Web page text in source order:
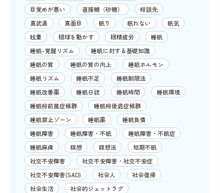
目覚めが悪い
直接糖（砂糖）
相談先
真武湯
真面目 眠り 眠れない
眠気
眩暈
眼球を動かす 眼精疲労
睡眠
睡眠-覚醒リズム
睡眠に対する基礎知識
睡眠の質
睡眠の質の向上
睡眠ホルモン
睡眠リズム
睡眠不足
睡眠制限法
睡眠改善薬
睡眠日誌 睡眠時間
睡眠環境
睡眠相前進症候群
睡眠相後退症候群
睡眠禁止ゾーン
睡眠薬
睡眠負債
睡眠障害
睡眠障害・不眠
睡眠障害・不眠症
睡眠麻痺
瞑想 瞑想法
短期不眠
社交不安障害
社交不安障害・社交不安症
社交不安障害(SAD)
社会人
社会復帰
社会生活
社会的ジェットラグ